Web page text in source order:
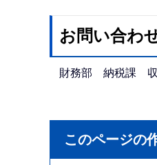
お問い合わ
財務部 納税課 収
このページの